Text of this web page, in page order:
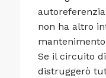
non ha altro
Se il circuito
distruggerò